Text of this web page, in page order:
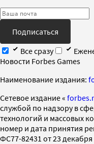
Подписаться
Все сразу
Новости Forbes Games
Наименование издания:
Cетевое издание «
службой по надзору в
технологий и массовых
номер и дата принятия
ФС77-82431 от 23 декабря